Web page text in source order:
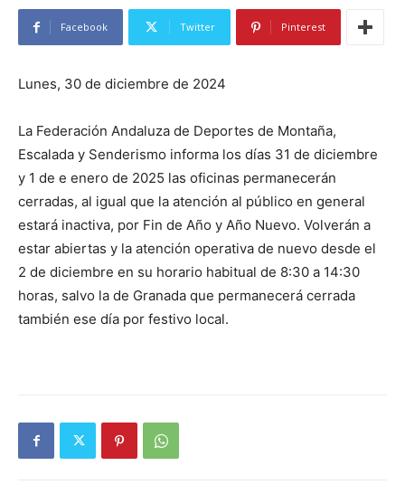
Facebook Twitter Pinterest
Lunes, 30 de diciembre de 2024
La Federación Andaluza de Deportes de Montaña,
Escalada y Senderismo informa los días 31 de diciembre
y 1 de e enero de 2025 las oficinas permanecerán
cerradas, al igual que la atención al público en general
estará inactiva, por Fin de Año y Año Nuevo. Volverán a
estar abiertas y la atención operativa de nuevo desde el
2 de diciembre en su horario habitual de 8:30 a 14:30
horas, salvo la de Granada que permanecerá cerrada
también ese día por festivo local.